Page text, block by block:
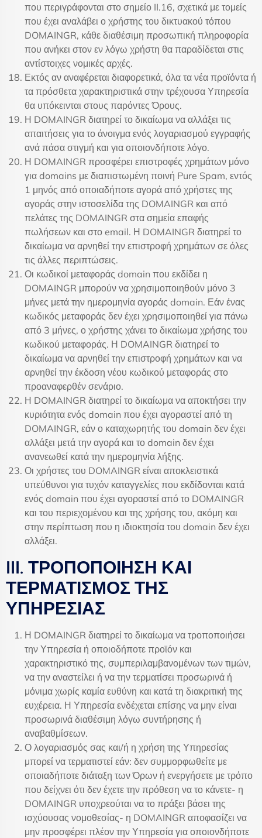
που περιγράφονται στο σημείο II.16, σχετικά με τομείς
που έχει αναλάβει ο χρήστης του δικτυακού τόπου
DOMAINGR, κάθε διαθέσιμη προσωπική πληροφορία
που ανήκει στον εν λόγω χρήστη θα παραδίδεται στις
αντίστοιχες νομικές αρχές.
Εκτός αν αναφέρεται διαφορετικά, όλα τα νέα προϊόντα ή
τα πρόσθετα χαρακτηριστικά στην τρέχουσα Υπηρεσία
θα υπόκεινται στους παρόντες Όρους.
Η DOMAINGR διατηρεί το δικαίωμα να αλλάξει τις
απαιτήσεις για το άνοιγμα ενός λογαριασμού εγγραφής
ανά πάσα στιγμή και για οποιονδήποτε λόγο.
Η DOMAINGR προσφέρει επιστροφές χρημάτων μόνο
για domains με διαπιστωμένη ποινή Pure Spam, εντός
1 μηνός από οποιαδήποτε αγορά από χρήστες της
αγοράς στην ιστοσελίδα της DOMAINGR και από
πελάτες της DOMAINGR στα σημεία επαφής
πωλήσεων και στο email. Η DOMAINGR διατηρεί το
δικαίωμα να αρνηθεί την επιστροφή χρημάτων σε όλες
τις άλλες περιπτώσεις.
Οι κωδικοί μεταφοράς domain που εκδίδει η
DOMAINGR μπορούν να χρησιμοποιηθούν μόνο 3
μήνες μετά την ημερομηνία αγοράς domain. Εάν ένας
κωδικός μεταφοράς δεν έχει χρησιμοποιηθεί για πάνω
από 3 μήνες, ο χρήστης χάνει το δικαίωμα χρήσης του
κωδικού μεταφοράς. Η DOMAINGR διατηρεί το
δικαίωμα να αρνηθεί την επιστροφή χρημάτων και να
αρνηθεί την έκδοση νέου κωδικού μεταφοράς στο
προαναφερθέν σενάριο.
Η DOMAINGR διατηρεί το δικαίωμα να αποκτήσει την
κυριότητα ενός domain που έχει αγοραστεί από τη
DOMAINGR, εάν ο καταχωρητής του domain δεν έχει
αλλάξει μετά την αγορά και το domain δεν έχει
ανανεωθεί κατά την ημερομηνία λήξης.
Οι χρήστες του DOMAINGR είναι αποκλειστικά
υπεύθυνοι για τυχόν καταγγελίες που εκδίδονται κατά
ενός domain που έχει αγοραστεί από το DOMAINGR
και του περιεχομένου και της χρήσης του, ακόμη και
στην περίπτωση που η ιδιοκτησία του domain δεν έχει
αλλάξει.
III. ΤΡΟΠΟΠΟΙΗΣΗ ΚΑΙ
ΤΕΡΜΑΤΙΣΜΟΣ ΤΗΣ
ΥΠΗΡΕΣΙΑΣ
Η DOMAINGR διατηρεί το δικαίωμα να τροποποιήσει
την Υπηρεσία ή οποιοδήποτε προϊόν και
χαρακτηριστικό της, συμπεριλαμβανομένων των τιμών,
να την αναστείλει ή να την τερματίσει προσωρινά ή
μόνιμα χωρίς καμία ευθύνη και κατά τη διακριτική της
ευχέρεια. Η Υπηρεσία ενδέχεται επίσης να μην είναι
προσωρινά διαθέσιμη λόγω συντήρησης ή
αναβαθμίσεων.
Ο λογαριασμός σας και/ή η χρήση της Υπηρεσίας
μπορεί να τερματιστεί εάν: δεν συμμορφωθείτε με
οποιαδήποτε διάταξη των Όρων ή ενεργήσετε με τρόπο
που δείχνει ότι δεν έχετε την πρόθεση να το κάνετε- η
DOMAINGR υποχρεούται να το πράξει βάσει της
ισχύουσας νομοθεσίας- η DOMAINGR αποφασίζει να
μην προσφέρει πλέον την Υπηρεσία για οποιονδήποτε